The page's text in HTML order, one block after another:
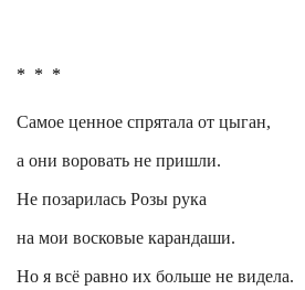
* * *
Самое ценное спрятала от цыган,
а они воровать не пришли.
Не позарилась Розы рука
на мои восковые карандаши.
Но я всё равно их больше не видела.